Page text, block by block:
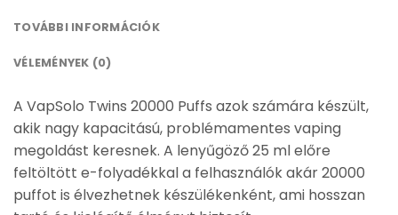
TOVÁBBI INFORMÁCIÓK
VÉLEMÉNYEK (0)
A VapSolo Twins 20000 Puffs azok számára készült,
akik nagy kapacitású, problémamentes vaping
megoldást keresnek. A lenyűgöző 25 ml előre
feltöltött e-folyadékkal a felhasználók akár 20000
puffot is élvezhetnek készülékenként, ami hosszan